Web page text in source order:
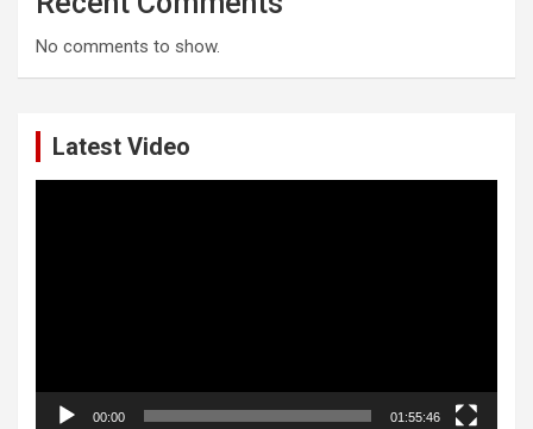
No comments to show.
Latest Video
00:00 01:55:46